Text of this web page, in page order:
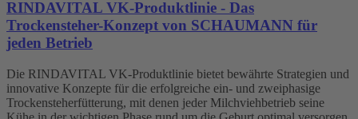
RINDAVITAL VK-Produktlinie - Das
Trockensteher-Konzept von SCHAUMANN für
jeden Betrieb
Die RINDAVITAL VK-Produktlinie bietet bewährte Strategien und
innovative Konzepte für die erfolgreiche ein- und zweiphasige
Trockensteherfütterung, mit denen jeder Milchviehbetrieb seine